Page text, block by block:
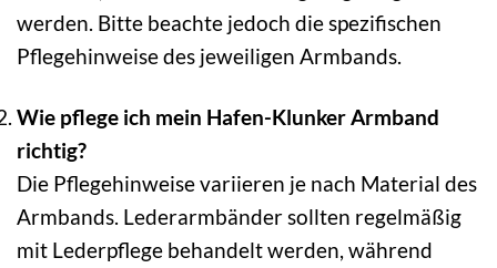
werden. Bitte beachte jedoch die spezifischen
Pflegehinweise des jeweiligen Armbands.
Wie pflege ich mein Hafen-Klunker Armband
richtig?
Die Pflegehinweise variieren je nach Material des
Armbands. Lederarmbänder sollten regelmäßig
mit Lederpflege behandelt werden, während